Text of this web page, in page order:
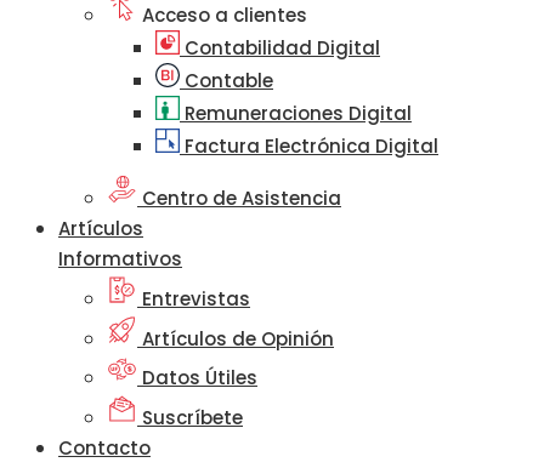
Acceso a clientes
Contabilidad Digital
Contable
Remuneraciones Digital
Factura Electrónica Digital
Centro de Asistencia
Artículos
Informativos
Entrevistas
Artículos de Opinión
Datos Útiles
Suscríbete
Contacto